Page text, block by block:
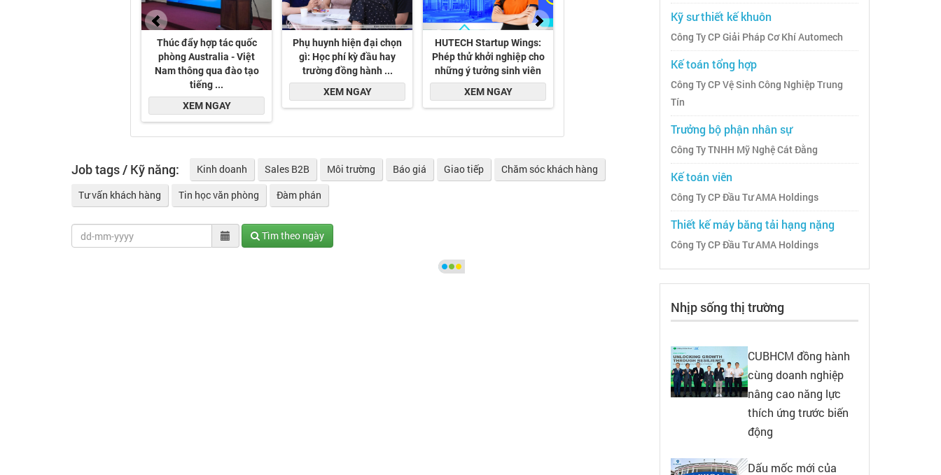
Job tags / Kỹ năng: Kinh doanh Sales B2B Môi trường Báo giá Giao tiếp
Chăm sóc khách hàng
Tư vấn khách hàng
Tin học văn phòng Đàm phán
Tìm theo ngày
Kỹ sư thiết kế khuôn
Công Ty CP Giải Pháp Cơ Khí Automech
Kế toán tổng hợp
Công Ty CP Vệ Sinh Công Nghiệp Trung
Tín
Trưởng bộ phận nhân sự
Công Ty TNHH Mỹ Nghệ Cát Đằng
Kế toán viên
Công Ty CP Đầu Tư AMA Holdings
Thiết kế máy băng tải hạng nặng
Công Ty CP Đầu Tư AMA Holdings
Nhịp sống thị trường
CUBHCM đồng hành
cùng doanh nghiệp
nâng cao năng lực
thích ứng trước biến
động
Dấu mốc mới của